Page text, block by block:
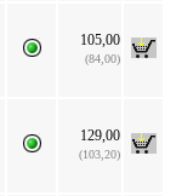
105,00
(84,00)
129,00
(103,20)